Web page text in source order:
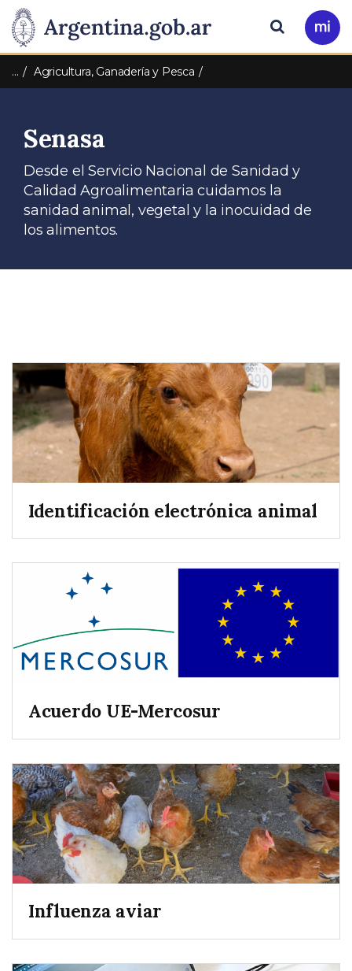
Presidencia
de
Nación
Pasar al contenido principal
Ir
a
Buscar
… Agricultura, Ganadería y Pesca
Senasa
Desde el Servicio Nacional de Sanidad y
Calidad Agroalimentaria cuidamos la
sanidad animal, vegetal y la inocuidad de
los alimentos.
Identificación electrónica animal
Acuerdo UE-Mercosur
Influenza aviar